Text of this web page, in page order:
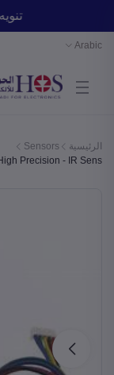
Arabic
الرئيسية
Sensors
Precision - IR Sens...